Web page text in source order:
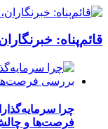
قائم‌پناه:
چرا
فرصت‌ها و